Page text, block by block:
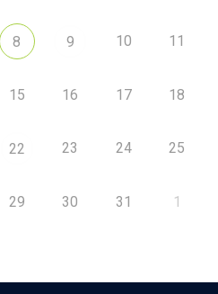
8 9 10 11
15 16 17 18
22 23 24 25
29 30 31 1